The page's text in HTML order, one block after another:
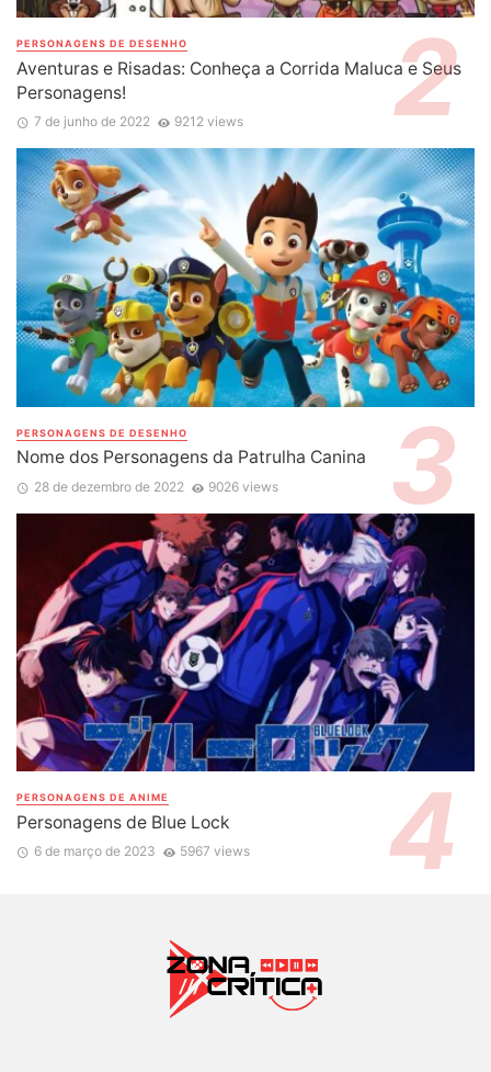
PERSONAGENS DE DESENHO
Aventuras e Risadas: Conheça a Corrida Maluca e Seus
Personagens!
7 de junho de 2022 9212 views
PERSONAGENS DE DESENHO
Nome dos Personagens da Patrulha Canina
28 de dezembro de 2022 9026 views
PERSONAGENS DE ANIME
Personagens de Blue Lock
6 de março de 2023 5967 views